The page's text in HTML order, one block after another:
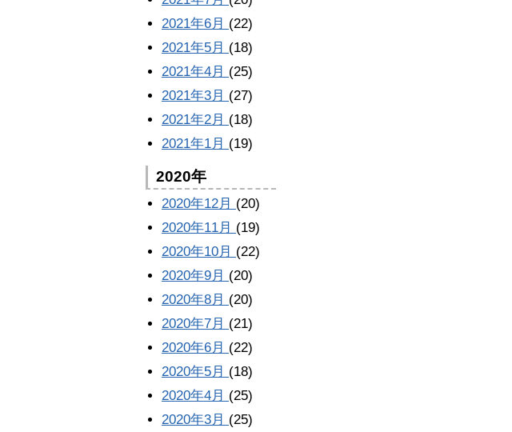
2021年6月 (22)
2021年5月 (18)
2021年4月 (25)
2021年3月 (27)
2021年2月 (18)
2021年1月 (19)
2020年
2020年12月 (20)
2020年11月 (19)
2020年10月 (22)
2020年9月 (20)
2020年8月 (20)
2020年7月 (21)
2020年6月 (22)
2020年5月 (18)
2020年4月 (25)
2020年3月 (25)